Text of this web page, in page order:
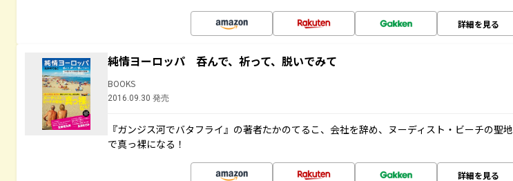
詳細を見る
純情ヨーロッパ 呑んで、祈って、脱いでみて
BOOKS
2016.09.30 発売
『ガンジス河でバタフライ』の著者たかのてるこ、会社を辞め、ヌーディスト・ビーチの聖地
で真っ裸になる！
詳細を見る